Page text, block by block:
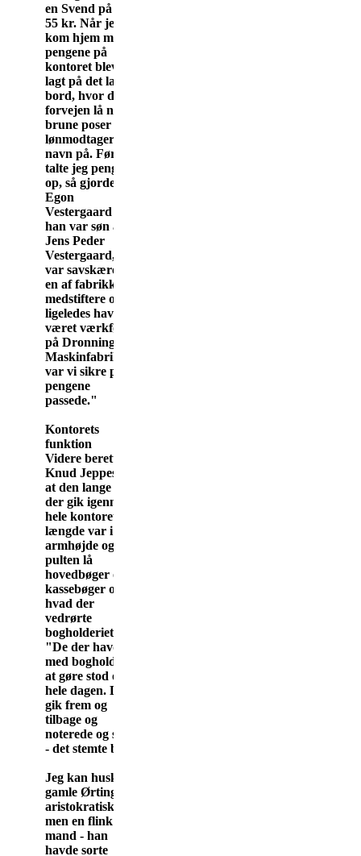
en Svend på 50 -
55 kr. Når jeg
kom hjem med
pengene på
kontoret blev de
lagt på det lange
bord, hvor der i
forvejen lå nogle
brune poser med
lønmodtagernes
navn på. Først
talte jeg pengene
op, så gjorde
Egon
Vestergaard det -
han var søn af
Jens Peder
Vestergaard, der
var savskærer og
en af fabrikkens
medstiftere og
ligeledes havde
været værkfører
på Dronningborg
Maskinfabrik - så
var vi sikre på, at
pengene
passede."
Kontorets
funktion
Videre beretter
Knud Jeppesen,
at den lange pult,
der gik igennem
hele kontorets
længde var i
armhøjde og på
pulten lå
hovedbøger og
kassebøger og alt,
hvad der
vedrørte
bogholderiet.
"De der havde
med bogholderiet
at gøre stod op
hele dagen. De
gik frem og
tilbage og
noterede og skrev
- det stemte bare.
Jeg kan huske
gamle Ørting, en
aristokratisk fyr
men en flink
mand - han
havde sorte